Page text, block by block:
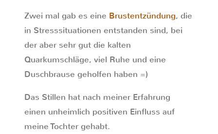
Zwei mal gab es eine Brustentzündung, die
in Stresssituationen entstanden sind, bei
der aber sehr gut die kalten
Quarkumschläge, viel Ruhe und eine
Duschbrause geholfen haben =)
Das Stillen hat nach meiner Erfahrung
einen unheimlich positiven Einfluss auf
meine Tochter gehabt.